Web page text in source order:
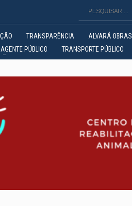
TRANSPARÊNCIA ALVARÁ OBRAS
AGENTE PÚBLICO TRANSPORTE PÚBLICO